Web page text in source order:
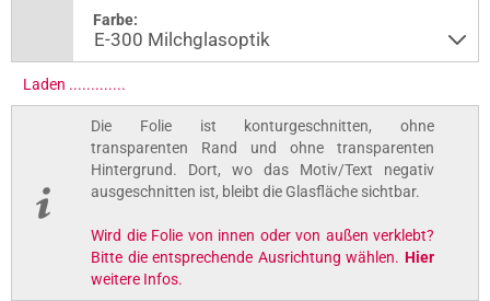
Farbe:
Laden ..............
Die Folie ist konturgeschnitten, ohne
transparenten Rand und ohne transparenten
Hintergrund. Dort, wo das Motiv/Text negativ
ausgeschnitten ist, bleibt die Glasfläche sichtbar.
Wird die Folie von innen oder von außen verklebt?
Bitte die entsprechende Ausrichtung wählen. Hier
weitere Infos.